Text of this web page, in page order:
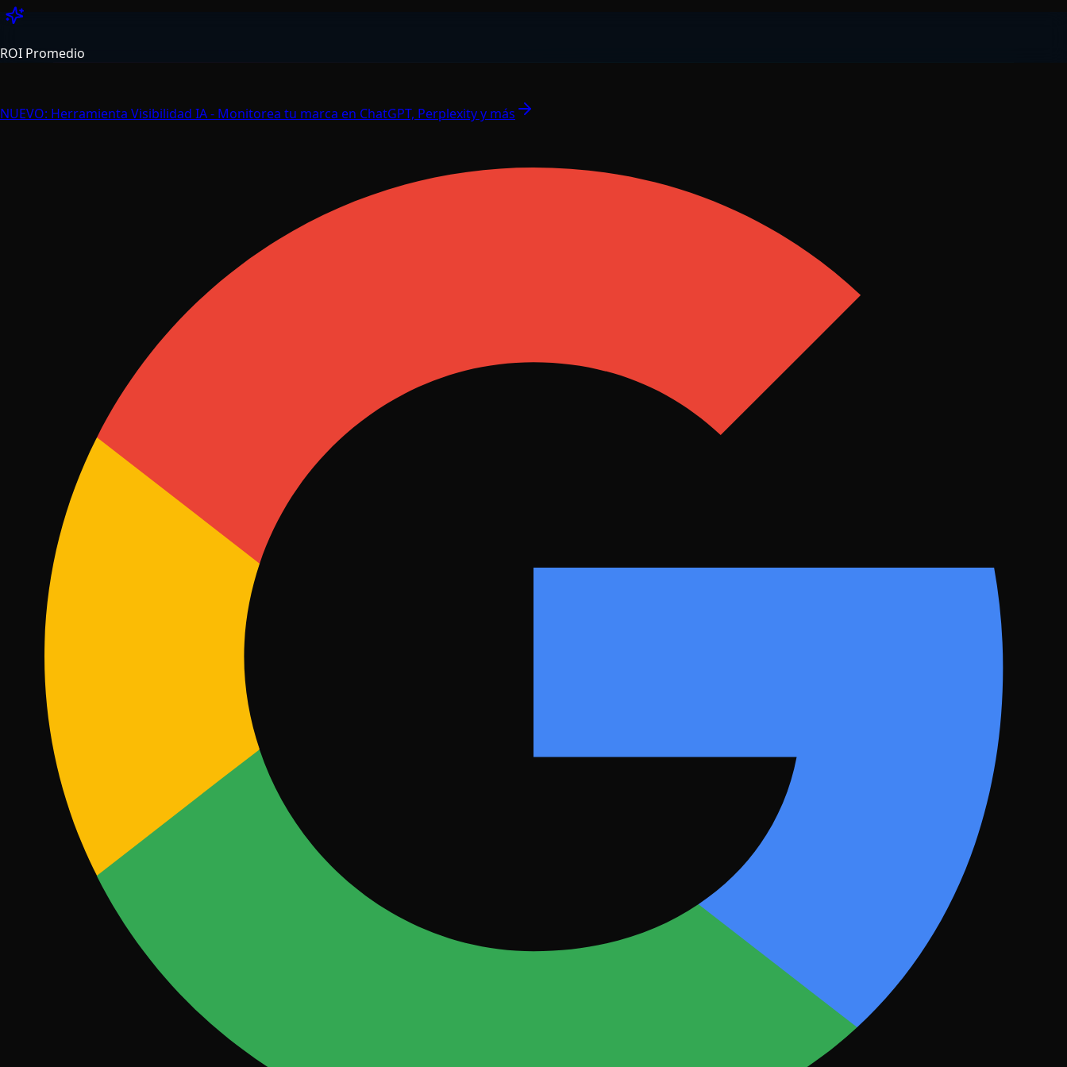
493%
ROI Promedio
NUEVO: Herramienta Visibilidad IA- Monitorea tu marca en ChatGPT, Perplexity y más